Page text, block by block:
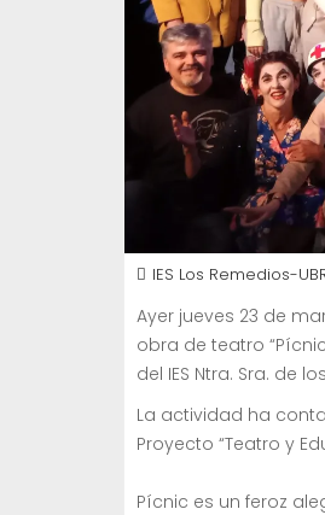
IES Los Remedios-
Ayer jueves 23 de
obra de teatro
del IES Ntra. Sra. de
La actividad ha
Proyecto “Teatro y
Pícnic es un feroz